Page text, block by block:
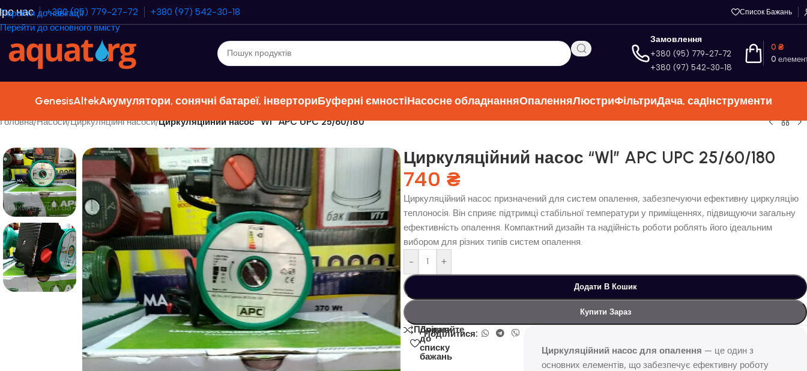
Перейти до навігації
Перейти до основного вмісту
нас +380 (95) 779-27-72 +380 (97) 542-30-18 Список Бажань
Замовлення
+380 (95) 779-27-72
+380 (97) 542-30-18
0
0 ₴
GenesisAltekАкумулятори, сонячні батареї, інверториБуферні ємностіНасосне обладнанняОпаленняЛюстриФільтриДача, садІнструменти
Головна/Насоси/Циркуляційні насоси/Циркуляційний насос “Wl” APC UPC 25/60/180
Циркуляційний насос “Wl” APC UPC 25/60/180
740 ₴
Циркуляційний насос призначений для систем опалення, забезпечуючи ефективну циркуляцію
теплоносія. Він сприяє підтримці стабільної температури у приміщеннях, підвищуючи загальну
ефективність опалення. Компактний дизайн та надійність роботи роблять його ідеальним
вибором для різних типів систем опалення.
-
+
Додати В Кошик
Купити Зараз
Порівняйте
Додати
до
списку
бажань
Поділитися:
Циркуляційний насос для опалення — це один з
основних елементів, що забезпечує ефективну роботу